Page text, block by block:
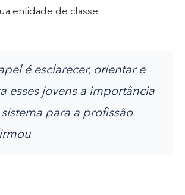
entidade de classe.
é esclarecer, orientar e
esses jovens a importância
para a profissão